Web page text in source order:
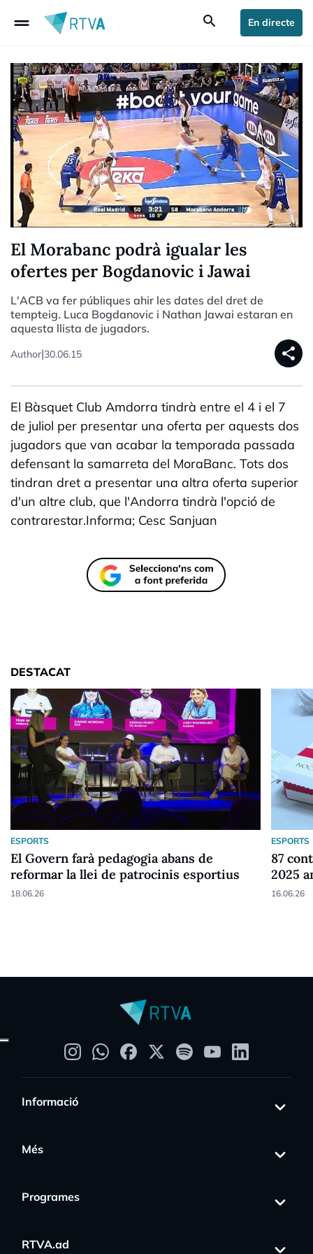
drag_handle search En directe
El Morabanc podrà igualar les
ofertes per Bogdanovic i Jawai
L'ACB va fer públiques ahir les dates del dret de
tempteig. Luca Bogdanovic i Nathan Jawai estaran en
aquesta llista de jugadors.
Author|30.06.15 share
El Bàsquet Club Amdorra tindrà entre el 4 i el 7
de juliol per presentar una oferta per aquests dos
jugadors que van acabar la temporada passada
defensant la samarreta del MoraBanc. Tots dos
tindran dret a presentar una altra oferta superior
d'un altre club, que l'Andorra tindrà l'opció de
contrarestar.Informa; Cesc Sanjuan
DESTACAT
ESPORTS
El Govern farà pedagogia abans de
reformar la llei de patrocinis esportius
18.06.26
ESPORTS
87
2025
16.06.26
Informació
Més
Programes
RTVA.ad